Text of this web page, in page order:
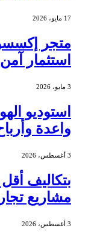
17 مايو، 2026
متجر
استثمار
3 مايو، 2026
استوديو
واعدة
3 أغسطس، 2026
مشاريع
3 أغسطس، 2026